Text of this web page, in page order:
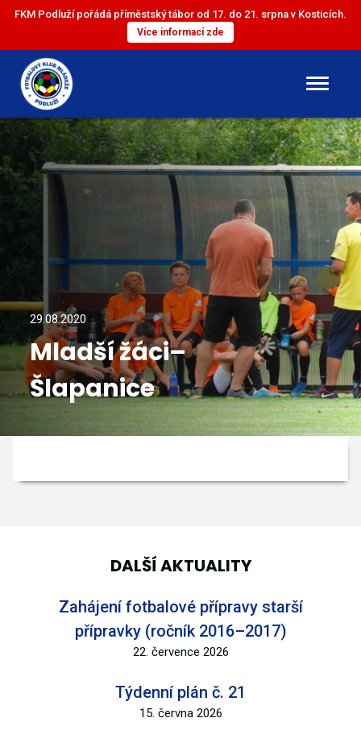
FKM Podluží pořádá příměstský tábor od 17. do 21. srpna v Kosticích.
Více informací zde
DOROST
ST. ŽÁCI
ML. ŽÁCI
ST. PŘÍPRAVKA
ML. PŘÍPRAVKA
MINI
GALERIE
29.08.2020
Mladší žáci–
Šlapanice
DALŠÍ AKTUALITY
Zahájení fotbalové přípravy starší
přípravky (ročník 2016–2017)
22. července 2026
Týdenní plán č. 21
15. června 2026